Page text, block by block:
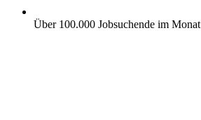
Über 100.000 Jobsuchende im Monat